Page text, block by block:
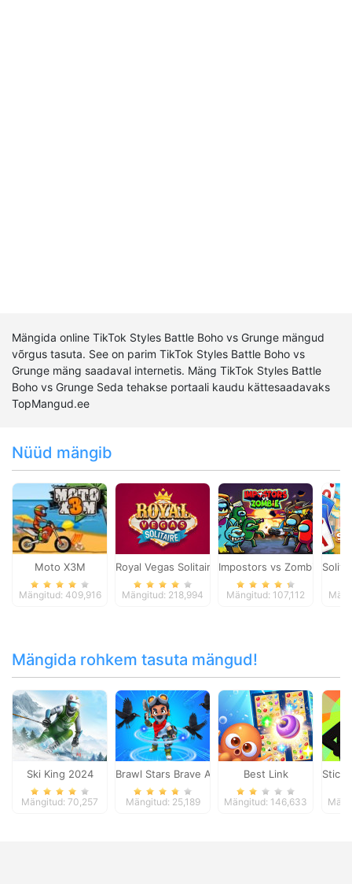
Mängida online TikTok Styles Battle Boho vs Grunge mängud
võrgus tasuta. See on parim TikTok Styles Battle Boho vs
Grunge mäng saadaval internetis. Mäng TikTok Styles Battle
Boho vs Grunge Seda tehakse portaali kaudu kättesaadavaks
TopMangud.ee
Nüüd mängib
Moto X3M
Mängitud: 409,916
Royal Vegas Solitaire
Mängitud: 218,994
Impostors vs Zombies:
Mängitud: 107,112
Mängida rohkem tasuta mängud!
Ski King 2024
Mängitud: 70,257
Brawl Stars Brave Adventure
Mängitud: 25,189
Best Link
Mängitud: 146,633